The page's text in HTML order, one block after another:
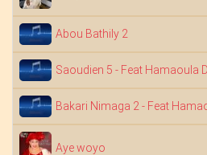
Abou Bathily 2
Saoudien 5 - Feat Hamaoula
Bakari Nimaga 2 - Feat
Aye woyo